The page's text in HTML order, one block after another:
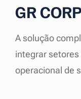
GR
A solução
integrar
operacional de